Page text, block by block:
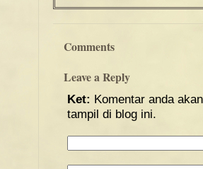
Comments
Leave a Reply
Ket: Komentar anda
tampil di blog ini.